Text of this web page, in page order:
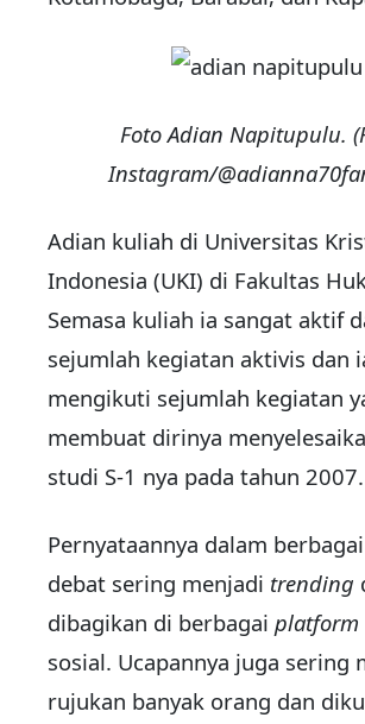
Foto Adian Napitupulu.
Instagram/
Adian kuliah di Universitas
Indonesia (UKI) di Fakultas
Semasa kuliah ia sangat aktif
sejumlah kegiatan aktivis dan
mengikuti sejumlah kegiatan
membuat dirinya
studi S-1 nya pada tahun 2007.
Pernyataannya dalam
debat sering menjadi trending
dibagikan di berbagai platform
sosial. Ucapannya juga sering
rujukan banyak orang dan